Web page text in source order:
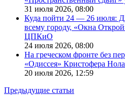
31 июля 2026, 08:00
Куда пойти 24 — 26 июля:
всему городу, «Окна
ЦПКиО
24 июля 2026, 08:00
На греческом фронте без
«Одиссея» Кристофера
20 июля 2026, 12:59
Предыдущие статьи